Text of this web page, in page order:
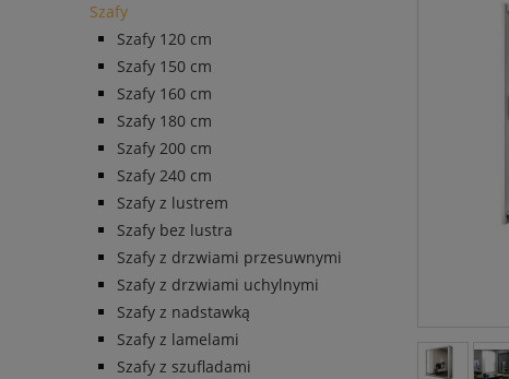
Szafy
Szafy 120 cm
Szafy 150 cm
Szafy 160 cm
Szafy 180 cm
Szafy 200 cm
Szafy 240 cm
Szafy z lustrem
Szafy bez lustra
Szafy z drzwiami przesuwnymi
Szafy z drzwiami uchylnymi
Szafy z nadstawką
Szafy z lamelami
Szafy z szufladami